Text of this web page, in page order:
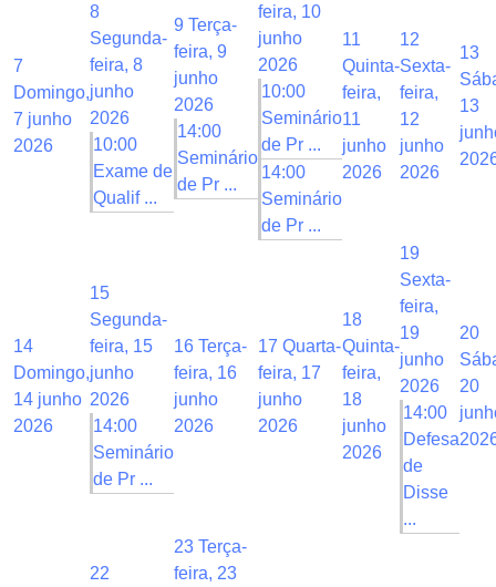
7
Domingo,
7 junho
2026
8
Segunda-
feira, 8
junho
2026
10:00
Exame de
Qualif ...
9 Terça-
feira, 9
junho
2026
14:00
Seminário
de Pr ...
feira, 10
junho
2026
10:00
Seminário
de Pr ...
14:00
Seminário
de Pr ...
11
Quinta-
feira,
11
junho
2026
12
Sexta-
feira,
12
junho
2026
13
13
14
Domingo,
14 junho
2026
15
Segunda-
feira, 15
junho
2026
14:00
Seminário
de Pr ...
16 Terça-
feira, 16
junho
2026
17 Quarta-
feira, 17
junho
2026
18
Quinta-
feira,
18
junho
2026
19
Sexta-
feira,
19
junho
2026
14:00
Defesa
de
Disse
...
20
20
22
23 Terça-
feira, 23